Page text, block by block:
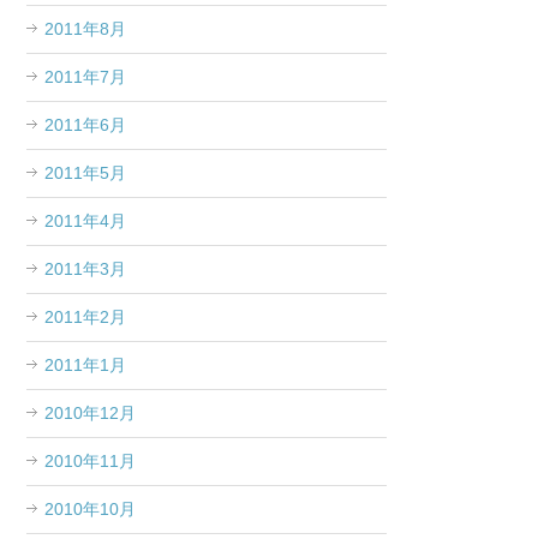
2011年8月
2011年7月
2011年6月
2011年5月
2011年4月
2011年3月
2011年2月
2011年1月
2010年12月
2010年11月
2010年10月